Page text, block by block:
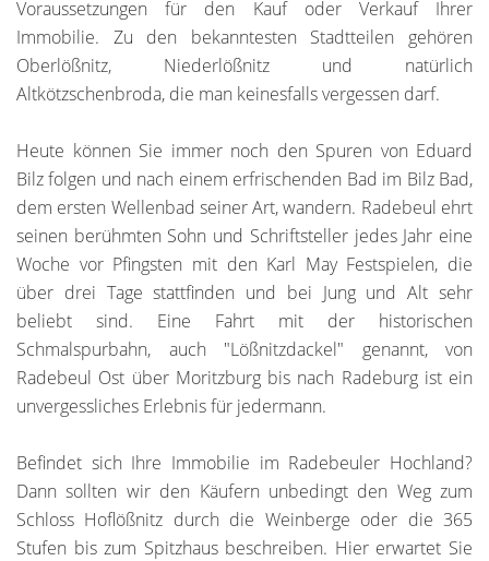
Voraussetzungen für den Kauf oder Verkauf Ihrer
Immobilie. Zu den bekanntesten Stadtteilen gehören
Oberlößnitz, Niederlößnitz und natürlich
Altkötzschenbroda, die man keinesfalls vergessen darf.
Heute können Sie immer noch den Spuren von Eduard
Bilz folgen und nach einem erfrischenden Bad im Bilz Bad,
dem ersten Wellenbad seiner Art, wandern. Radebeul ehrt
seinen berühmten Sohn und Schriftsteller jedes Jahr eine
Woche vor Pfingsten mit den Karl May Festspielen, die
über drei Tage stattfinden und bei Jung und Alt sehr
beliebt sind. Eine Fahrt mit der historischen
Schmalspurbahn, auch "Lößnitzdackel" genannt, von
Radebeul Ost über Moritzburg bis nach Radeburg ist ein
unvergessliches Erlebnis für jedermann.
Befindet sich Ihre Immobilie im Radebeuler Hochland?
Dann sollten wir den Käufern unbedingt den Weg zum
Schloss Hoflößnitz durch die Weinberge oder die 365
Stufen bis zum Spitzhaus beschreiben. Hier erwartet Sie